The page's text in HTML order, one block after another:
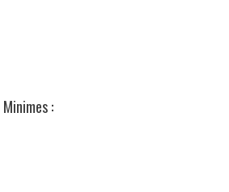
Minimes :